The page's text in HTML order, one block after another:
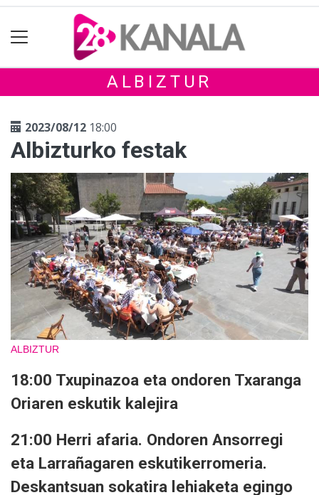
ALBIZTUR
2023/08/12 18:00
Albizturko festak
ALBIZTUR
18:00 Txupinazoa eta ondoren Txaranga
Oriaren eskutik kalejira
21:00 Herri afaria. Ondoren Ansorregi
eta Larrañagaren eskutikerromeria.
Deskantsuan sokatira lehiaketa egingo